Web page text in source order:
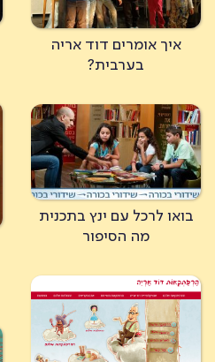
איך אומרים דוד אריה
בערבית?
בואו לרכל עם ינץ בתכנית
מה הסיפור